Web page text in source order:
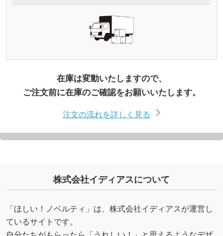
在庫は変動いたしますので、
ご注文前に在庫のご確認をお願いいたします。
注文の流れを詳しく見る
株式会社イディアスについて
「ほしい！ノベルティ」は、株式会社イディアスが運営し
ているサイトです。